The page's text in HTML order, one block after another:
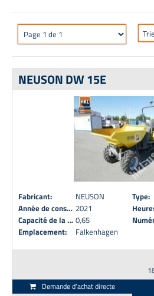
NEUSON DW 15E
Fabricant: NEUSON Type:
Année de construction: 2021
Capacité de la benne (m³): 0,65
Emplacement:
Falkenhagen
Demande d'achat directe